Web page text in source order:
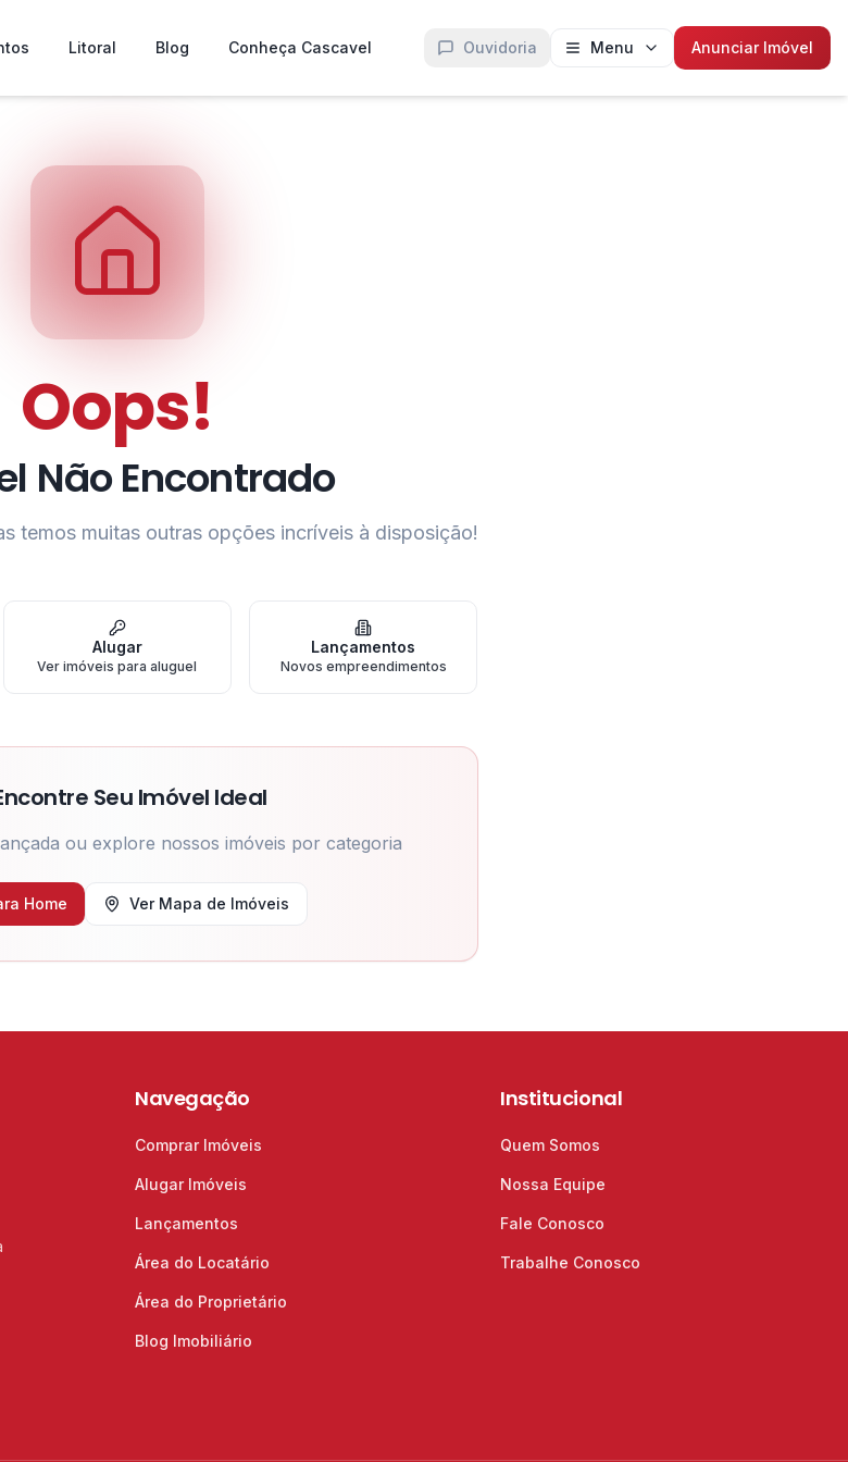
Litoral Blog Conheça Cascavel Ouvidoria Menu Anunciar Imóvel
Oops!
Não Encontrado
temos muitas outras opções incríveis à disposição!
Alugar
Ver imóveis para aluguel
Lançamentos
Novos empreendimentos
Seu Imóvel Ideal
ou explore nossos imóveis por categoria
Home Ver Mapa de Imóveis
Navegação
Comprar Imóveis
Alugar Imóveis
Lançamentos
Área do Locatário
Área do Proprietário
Blog Imobiliário
Institucional
Quem Somos
Nossa Equipe
Fale Conosco
Trabalhe Conosco